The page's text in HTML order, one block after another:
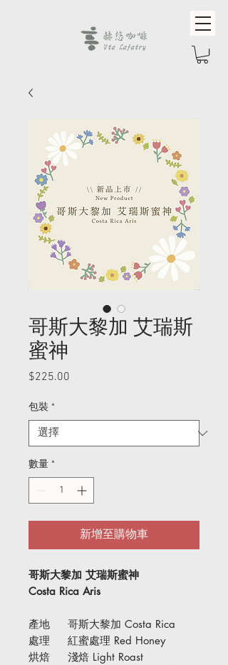
哥斯大黎加 艾瑞斯
蜜神
$225.00
包裝 *
數量 *
新增至購物車
哥斯大黎加 艾瑞斯蜜神
Costa Rica Aris
產地 哥斯大黎加 Costa Rica
處理 紅蜜處理 Red Honey
烘焙 淺焙 Light Roast